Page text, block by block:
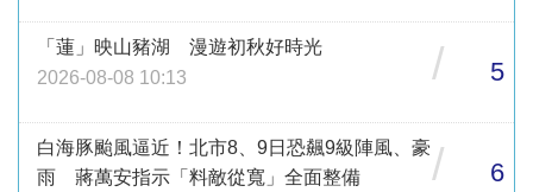
「蓮」映山豬湖 漫遊初秋好時光
2026-08-08 10:13
/ 5
白海豚颱風逼近！北市8、9日恐飆9級陣風、豪
雨 蔣萬安指示「料敵從寬」全面整備
/ 6